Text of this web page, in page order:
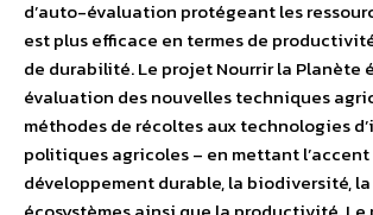
d’auto-évaluation protégeant les
est plus efficace en termes de
de durabilité. Le projet Nourrir la Planète
évaluation des nouvelles techniques
méthodes de récoltes aux technologies
politiques agricoles – en mettant l’accent
développement durable, la biodiversité,